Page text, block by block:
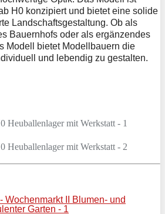
H0 konzipiert und bietet eine solide
Landschaftsgestaltung. Ob als
Bauernhofs oder als ergänzendes
Modell bietet Modellbauern die
und lebendig zu gestalten.